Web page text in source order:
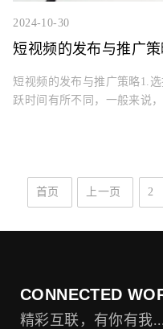
2024-10-30
短视频的发布与推广
短视频的发布与推广策略1.
跃时间有所不同，一般来说
首页 上一页 2
CONNECTED
精彩互联，有你有我...